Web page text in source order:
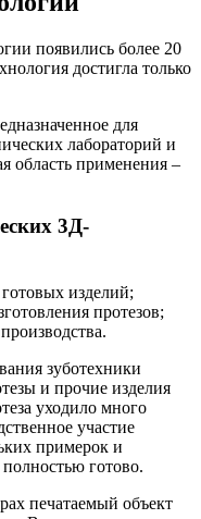
появились более 20
достигла только
для
лабораторий и
область применения –
3Д-
изделий;
протезов;
зуботехники
и прочие изделия
уходило много
участие
примерок и
готово.
печатаемый объект